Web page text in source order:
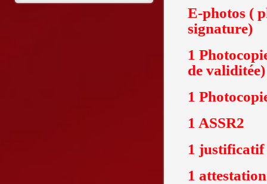
E-photos (
signature)
1
de validitée)
1
1 ASSR2
1 justificatif
1